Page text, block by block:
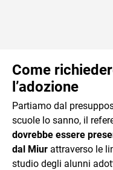
Come
l’adozione
Partiamo dal
scuole lo sanno, il
dovrebbe essere
dal Miur attraverso le
studio degli alunni